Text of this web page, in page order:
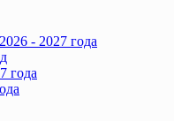
- 2027 года
года